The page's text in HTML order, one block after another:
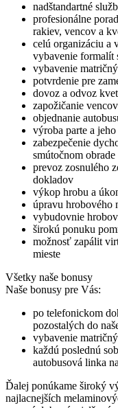
nadštandartné
profesionálne
rakiev, vencov a
celú organizáciu a
vybavenie formalít
vybavenie
potvrdenie pre
dovoz a odvoz
zapožičanie
objednanie
výroba parte a
zabezpečenie
smútočnom obrade
prevoz zosnulého
dokladov
výkop hrobu a
úpravu hrobového
vybudovnie
širokú ponuku
možnosť zapálit
mieste
Všetky naše bonusy
Naše bonusy pre Vás:
po telefonickom
pozostalých do
vybavenie
každú poslednú
autobusová linka
Ďalej ponúkame široký
najlacnejších